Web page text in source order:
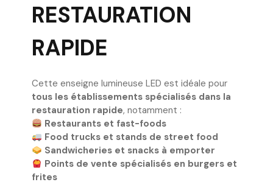
RESTAURATION
RAPIDE
Cette enseigne lumineuse LED est idéale pour
tous les établissements spécialisés dans la
restauration rapide, notamment :
Restaurants et fast-foods
Food trucks et stands de street food
Sandwicheries et snacks à emporter
Points de vente spécialisés en burgers et
frites